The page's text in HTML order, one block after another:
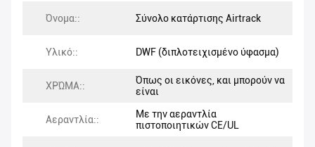
Όνομα:: Σύνολο κατάρτισης Airtrack
Υλικό:: DWF (διπλοτειχισμένο ύφασμα)
ΧΡΏΜΑ::
Όπως οι εικόνες, και μπορούν να
είναι
Αεραντλία::
Με την αεραντλία
πιστοποιητικών CE/UL